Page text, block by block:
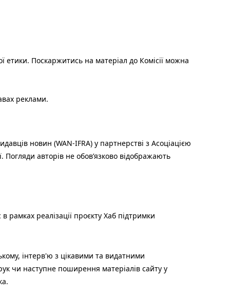
етики. Поскаржитись на матеріал до Комісії можна
реклами.
новин (WAN-IFRA) у партнерстві з Асоціацією
Погляди авторів не обов’язково відображають
рамках реалізації проєкту Хаб підтримки
інтерв'ю з цікавими та видатними
чи наступне поширення матеріалів сайту у